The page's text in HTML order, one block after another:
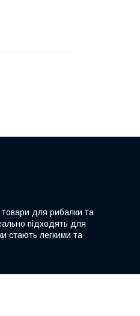
товари для рибалки та
підходять для
стають легкими та